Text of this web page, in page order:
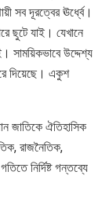
সব দূরত্বের ঊর্ধ্বে।
ছুটে যাই। যেখানে
সাময়িকভাবে উদ্দেশ্য
দিয়েছে। একুশ
জাতিকে ঐতিহাসিক
রাজনৈতিক,
নির্দিষ্ট গন্তব্যে